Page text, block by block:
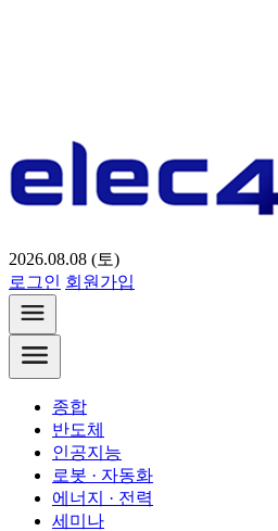
2026.08.08 (토)
로그인 회원가입
종합
반도체
인공지능
로봇 · 자동화
에너지 · 전력
세미나